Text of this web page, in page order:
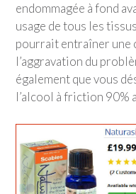
endommagée à fond
usage de tous les
pourrait entraîner une
l’aggravation du
également que vous
l’alcool à friction 90%